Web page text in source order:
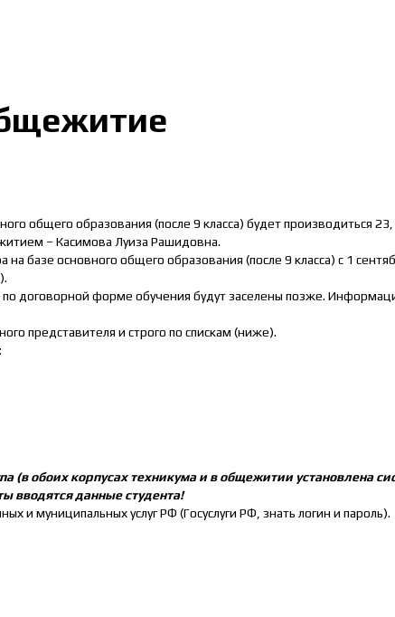
общего образования (после 9 класса) будет производиться 23,
– Касимова Луиза Рашидовна.
базе основного общего образования (после 9 класса) с 1
договорной форме обучения будут заселены позже.
представителя и строго по спискам (ниже).
(в обоих корпусах техникума и в общежитии установлена
вводятся данные студента!
и муниципальных услуг РФ (Госуслуги РФ, знать логин и пароль).